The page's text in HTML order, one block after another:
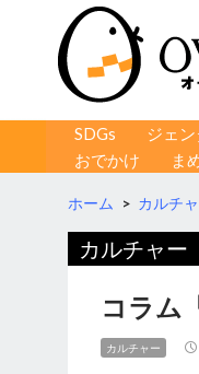
コンテンツへ移動
SDGs ジェ
おでかけ
ま
ホーム > カルチ
カルチャー
コラム
カルチャー